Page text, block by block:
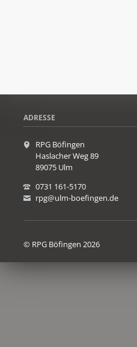
ADRESSE
RPG Böfingen
Haslacher Weg 89
89075 Ulm
0731 161-5170
rpg@ulm-boefingen.de
© RPG Böfingen 2026